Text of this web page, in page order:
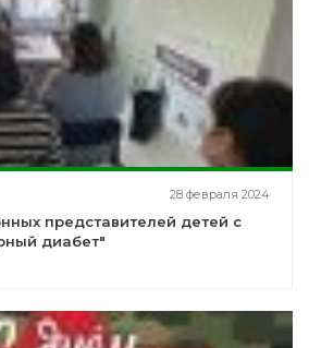
28 февраля 2024
представителей детей с
диабет"